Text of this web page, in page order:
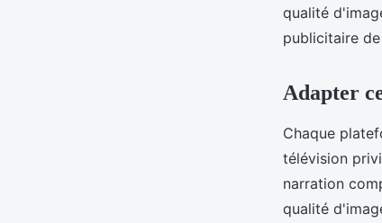
qualité
publicitaire
Adapter
Chaque
télévision
narration
qualité